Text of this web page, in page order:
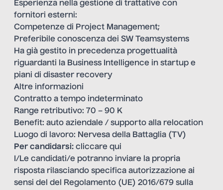
Esperienza nella gestione di trattative con
fornitori esterni:
Competenze di Project Management;
Preferibile conoscenza dei SW Teamsystems
Ha già gestito in precedenza progettualità
riguardanti la Business Intelligence in startup e
piani di disaster recovery
Altre informazioni
Contratto a tempo indeterminato
Range retributivo: 70 – 90 K
Benefit: auto aziendale / supporto alla relocation
Luogo di lavoro: Nervesa della Battaglia (TV)
Per candidarsi: cliccare qui
I/Le candidati/e potranno inviare la propria
risposta rilasciando specifica autorizzazione ai
sensi del del Regolamento (UE) 2016/679 sulla